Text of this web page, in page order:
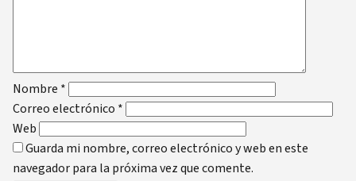
Nombre *
Correo electrónico *
Web
Guarda mi nombre, correo electrónico y web en este
navegador para la próxima vez que comente.